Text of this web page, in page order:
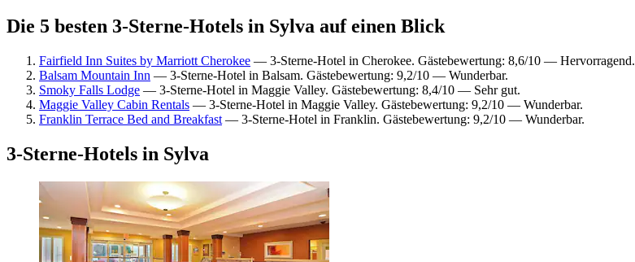
Die 5 besten 3-Sterne-Hotels in Sylva auf einen Blick
Fairfield Inn Suites by Marriott Cherokee — 3-Sterne-Hotel in Cherokee. Gästebewertung: 8,6/10 — Hervorragend.
Balsam Mountain Inn — 3-Sterne-Hotel in Balsam. Gästebewertung: 9,2/10 — Wunderbar.
Smoky Falls Lodge — 3-Sterne-Hotel in Maggie Valley. Gästebewertung: 8,4/10 — Sehr gut.
Maggie Valley Cabin Rentals — 3-Sterne-Hotel in Maggie Valley. Gästebewertung: 9,2/10 — Wunderbar.
Franklin Terrace Bed and Breakfast — 3-Sterne-Hotel in Franklin. Gästebewertung: 9,2/10 — Wunderbar.
3-Sterne-Hotels in Sylva